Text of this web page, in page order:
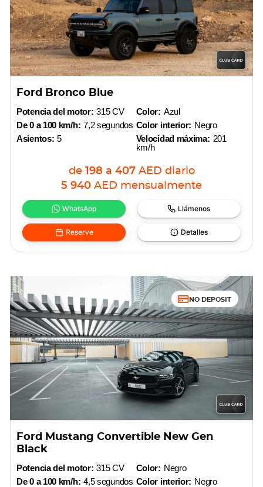
Ford Bronco Blue
Potencia del motor: 315 CV
De 0 a 100 km/h: 7,2 segundos
Asientos: 5
Color: Azul
Color interior: Negro
Velocidad máxima: 201
km/h
de 198 a 407 AED diario
5 940 AED mensualmente
WhatsApp Llámenos
Reserve Detalles
NO DEPOSIT
Ford Mustang Convertible New Gen
Black
Potencia del motor: 315 CV
De 0 a 100 km/h: 4,5 segundos
Color: Negro
Color interior: Negro